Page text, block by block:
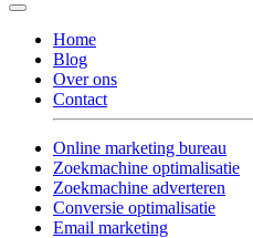
Home
Blog
Over ons
Contact
Online marketing bureau
Zoekmachine optimalisatie
Zoekmachine adverteren
Conversie optimalisatie
Email marketing